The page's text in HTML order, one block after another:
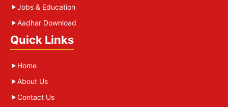
Jobs & Education
Aadhar Download
Quick Links
Home
About Us
Contact Us